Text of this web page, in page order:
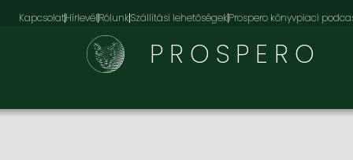
KapcsolatHírlevélRólunkSzállítási lehetőségekProspero könyvpiaci
PROSPERO